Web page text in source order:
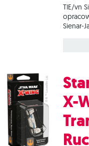
TIE/vn
Sienar-
statku
tym
Silencer.
X-